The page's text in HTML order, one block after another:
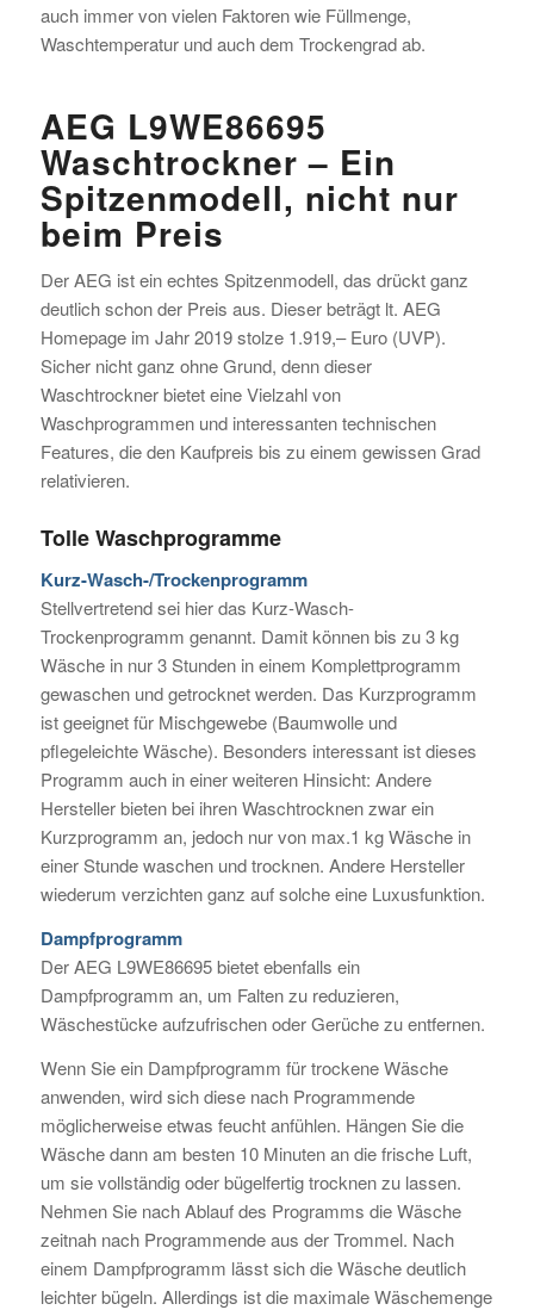
auch immer von vielen Faktoren wie Füllmenge,
Waschtemperatur und auch dem Trockengrad ab.
AEG L9WE86695
Waschtrockner – Ein
Spitzenmodell, nicht nur
beim Preis
Der AEG ist ein echtes Spitzenmodell, das drückt ganz
deutlich schon der Preis aus. Dieser beträgt lt. AEG
Homepage im Jahr 2019 stolze 1.919,– Euro (UVP).
Sicher nicht ganz ohne Grund, denn dieser
Waschtrockner bietet eine Vielzahl von
Waschprogrammen und interessanten technischen
Features, die den Kaufpreis bis zu einem gewissen Grad
relativieren.
Tolle Waschprogramme
Kurz-Wasch-/Trockenprogramm
Stellvertretend sei hier das Kurz-Wasch-
Trockenprogramm genannt. Damit können bis zu 3 kg
Wäsche in nur 3 Stunden in einem Komplettprogramm
gewaschen und getrocknet werden. Das Kurzprogramm
ist geeignet für Mischgewebe (Baumwolle und
pflegeleichte Wäsche). Besonders interessant ist dieses
Programm auch in einer weiteren Hinsicht: Andere
Hersteller bieten bei ihren Waschtrocknen zwar ein
Kurzprogramm an, jedoch nur von max.1 kg Wäsche in
einer Stunde waschen und trocknen. Andere Hersteller
wiederum verzichten ganz auf solche eine Luxusfunktion.
Dampfprogramm
Der AEG L9WE86695 bietet ebenfalls ein
Dampfprogramm an, um Falten zu reduzieren,
Wäschestücke aufzufrischen oder Gerüche zu entfernen.
Wenn Sie ein Dampfprogramm für trockene Wäsche
anwenden, wird sich diese nach Programmende
möglicherweise etwas feucht anfühlen. Hängen Sie die
Wäsche dann am besten 10 Minuten an die frische Luft,
um sie vollständig oder bügelfertig trocknen zu lassen.
Nehmen Sie nach Ablauf des Programms die Wäsche
zeitnah nach Programmende aus der Trommel. Nach
einem Dampfprogramm lässt sich die Wäsche deutlich
leichter bügeln. Allerdings ist die maximale Wäschemenge